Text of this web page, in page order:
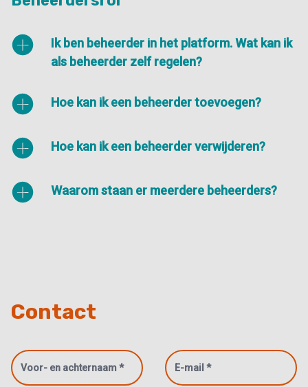
Ik ben beheerder in het platform. Wat kan ik
als beheerder zelf regelen?
Hoe kan ik een beheerder toevoegen?
Hoe kan ik een beheerder verwijderen?
Waarom staan er meerdere beheerders?
Contact